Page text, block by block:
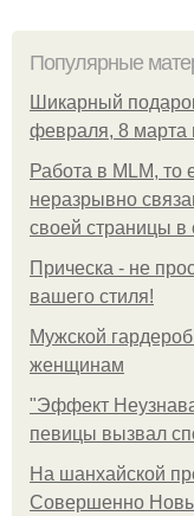
Популярные
Шикарный
февраля, 8 марта
Работа в MLM, то
неразрывно
своей страницы в
Прическа - не
вашего стиля!
Мужской
женщинам
"Эффект
певицы вызвал
На шанхайской
Совершенно